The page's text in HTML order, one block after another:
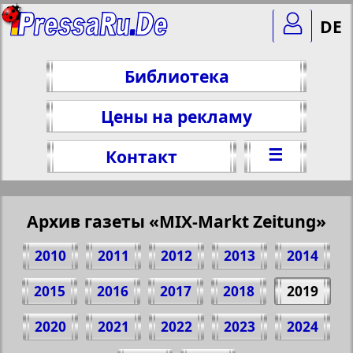
Библиотека
Цены на рекламу
Контакт
☰
DE
Архив газеты «MIX-Markt Zeitung»
2010 2011 2012 2013
2014
2015
2016 2017 2018
2019
2020
2021 2022 2023
2024
Поделитесь 1 стр. газеты "MIX-Markt